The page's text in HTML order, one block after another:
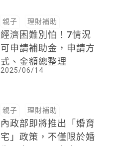
親子 理財補助
經濟困難別怕！7情況
可申請補助金，申請方
式、金額總整理
2025/06/14
親子 理財補助
內政部即將推出「婚育
宅」政策，不僅限於婚